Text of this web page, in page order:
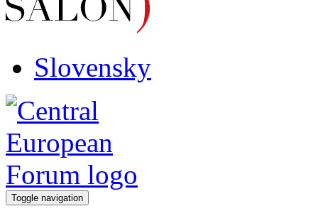
Slovensky
Toggle navigation